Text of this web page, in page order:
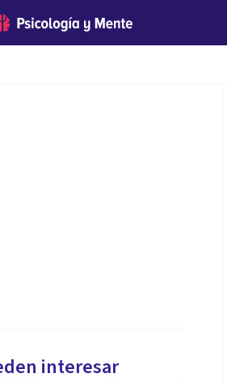
interesar